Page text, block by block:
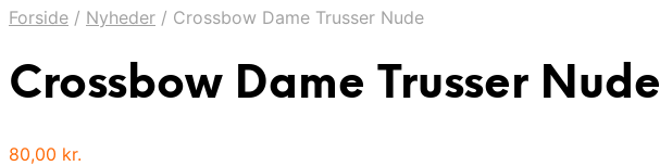
Forside / Nyheder / Crossbow Dame Trusser Nude
Crossbow Dame Trusser Nude
80,00 kr.